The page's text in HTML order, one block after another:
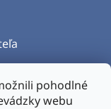
pohodlné
webu